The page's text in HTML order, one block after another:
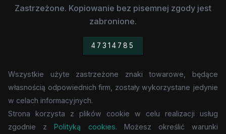
Zastrzeżone. Kopiowanie bez pisemnej zgody jest
zabronione.
47314785
Wszystkie użyte zastrzeżone znaki towarowe, będące
własnością odpowiednich firm, zostały wykorzystane jedynie
w celach informacyjnych.
Strona korzysta z plików cookie w celu realizacji usług
zgodnie zPolityką cookies. Możesz określić warunki